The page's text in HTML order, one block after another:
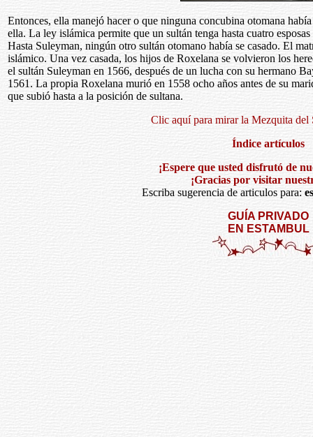
Entonces, ella manejó hacer o que ninguna concubina otomana
ella. La ley islámica permite que un sultán tenga hasta cuatro
Hasta Suleyman, ningún otro sultán otomano había se casado. El
islámico. Una vez casada, los hijos de Roxelana se volvieron los
el sultán Suleyman en 1566, después de un lucha con su hermano
1561. La propia Roxelana murió en 1558 ocho años antes de su
que subió hasta a la posición de sultana.
Clic aquí para mirar la Mezquita del
Índice artículos
¡Espere que usted disfrutó de
¡Gracias por visitar
Escriba sugerencia de articulos para:
GUÍA PRIVADO
EN ESTAMBUL